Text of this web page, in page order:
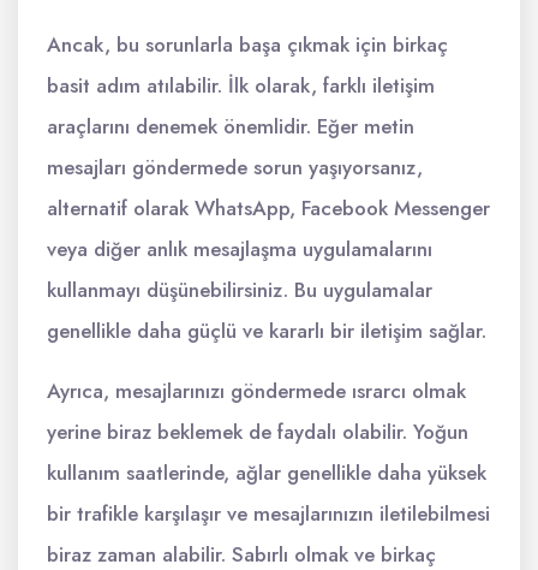
Ancak, bu sorunlarla başa çıkmak için birkaç
basit adım atılabilir. İlk olarak, farklı iletişim
araçlarını denemek önemlidir. Eğer metin
mesajları göndermede sorun yaşıyorsanız,
alternatif olarak WhatsApp, Facebook Messenger
veya diğer anlık mesajlaşma uygulamalarını
kullanmayı düşünebilirsiniz. Bu uygulamalar
genellikle daha güçlü ve kararlı bir iletişim sağlar.
Ayrıca, mesajlarınızı göndermede ısrarcı olmak
yerine biraz beklemek de faydalı olabilir. Yoğun
kullanım saatlerinde, ağlar genellikle daha yüksek
bir trafikle karşılaşır ve mesajlarınızın iletilebilmesi
biraz zaman alabilir. Sabırlı olmak ve birkaç